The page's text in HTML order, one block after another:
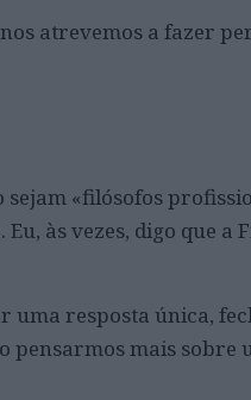
atrevemos a fazer
sejam «filósofos
às vezes, digo que a
uma resposta única,
pensarmos mais sobre